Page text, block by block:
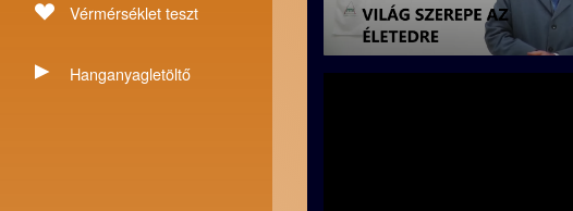
Vérmérséklet teszt
Hanganyagletöltő